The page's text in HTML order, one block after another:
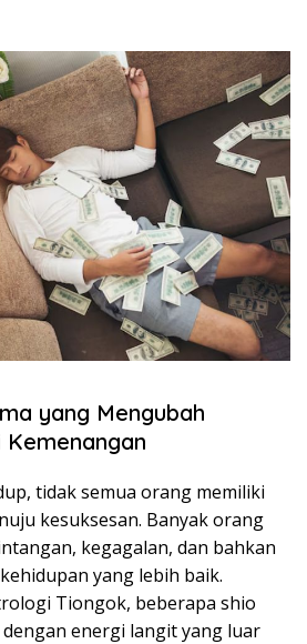
yang Mengubah
tidak semua orang memiliki
kesuksesan. Banyak orang
kegagalan, dan bahkan
yang lebih baik.
Tiongok, beberapa shio
energi langit yang luar